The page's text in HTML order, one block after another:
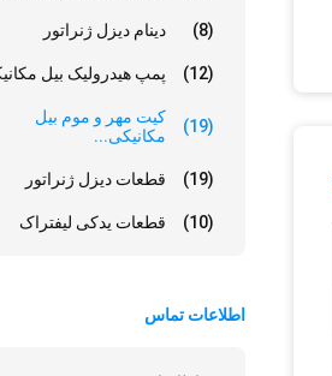
دینام دیزل ژنراتور (8)
پمپ هیدرولیک بیل (12)
کیت مهر و موم بیل
مکانیکی...
(19)
قطعات دیزل ژنراتور (19)
قطعات یدکی لیفتراک (10)
اطلاعات تماس